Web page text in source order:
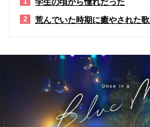
2 荒んでいた時期に癒やされた